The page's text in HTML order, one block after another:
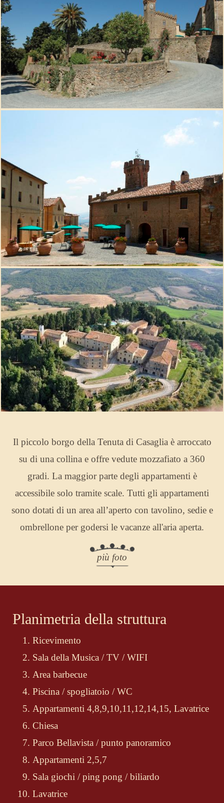
Il piccolo borgo della Tenuta di Casaglia è arroccato
su di una collina e offre vedute mozzafiato a 360
gradi. La maggior parte degli appartamenti è
accessibile solo tramite scale. Tutti gli appartamenti
sono dotati di un area all’aperto con tavolino, sedie e
ombrellone per godersi le vacanze all'aria aperta.
più foto
Planimetria della struttura
Ricevimento
Sala della Musica / TV / WIFI
Area barbecue
Piscina / spogliatoio / WC
Appartamenti 4,8,9,10,11,12,14,15, Lavatrice
Chiesa
Parco Bellavista / punto panoramico
Appartamenti 2,5,7
Sala giochi / ping pong / biliardo
Lavatrice